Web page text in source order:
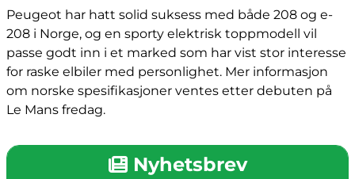
Peugeot har hatt solid suksess med både 208 og e-
208 i Norge, og en sporty elektrisk toppmodell vil
passe godt inn i et marked som har vist stor interesse
for raske elbiler med personlighet. Mer informasjon
om norske spesifikasjoner ventes etter debuten på
Le Mans fredag.
Nyhetsbrev